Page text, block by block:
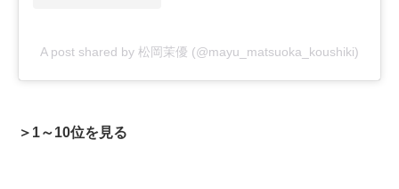
A post shared by 松岡茉優 (@mayu_matsuoka_koushiki)
＞1～10位を見る